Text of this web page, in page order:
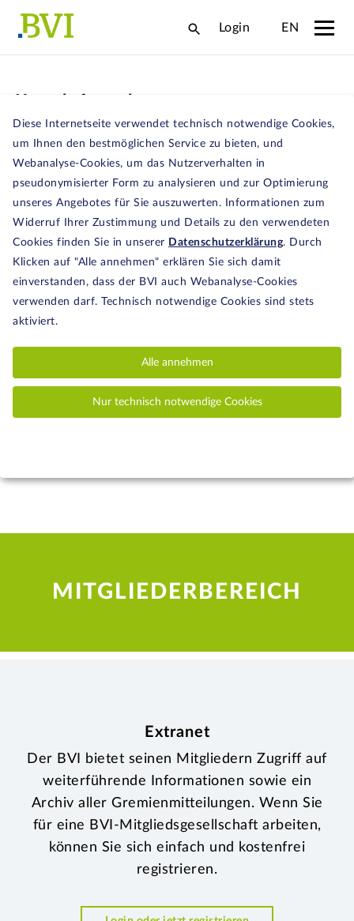
Login EN
Name*
E-Mail Adresse
MITGLIEDERBEREICH
Extranet
Der BVI bietet seinen Mitgliedern Zugriff auf
weiterführende Informationen sowie ein
Archiv aller Gremienmitteilungen. Wenn Sie
für eine BVI-Mitgliedsgesellschaft arbeiten,
können Sie sich einfach und kostenfrei
registrieren.
Diese Internetseite verwendet technisch notwendige Cookies,
um Ihnen den bestmöglichen Service zu bieten, und
Webanalyse-Cookies, um das Nutzerverhalten in
pseudonymisierter Form zu analysieren und zur Optimierung
unseres Angebotes für Sie auszuwerten. Informationen zum
Widerruf Ihrer Zustimmung und Details zu den verwendeten
Cookies finden Sie in unserer Datenschutzerklärung. Durch
Klicken auf "Alle annehmen" erklären Sie sich damit
einverstanden, dass der BVI auch Webanalyse-Cookies
verwenden darf. Technisch notwendige Cookies sind stets
aktiviert.
Nur technisch notwendige Cookies
Alle annehmen